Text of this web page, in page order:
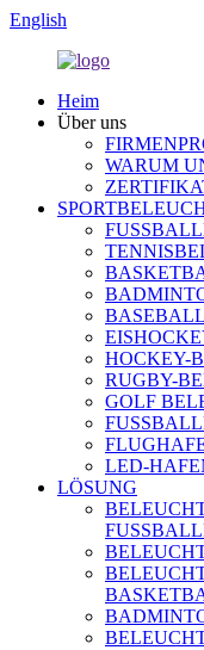
English
Heim
Über uns
WARUM
HOCKEY-
RUGBY-
GOLF
LED-
LÖSUNG